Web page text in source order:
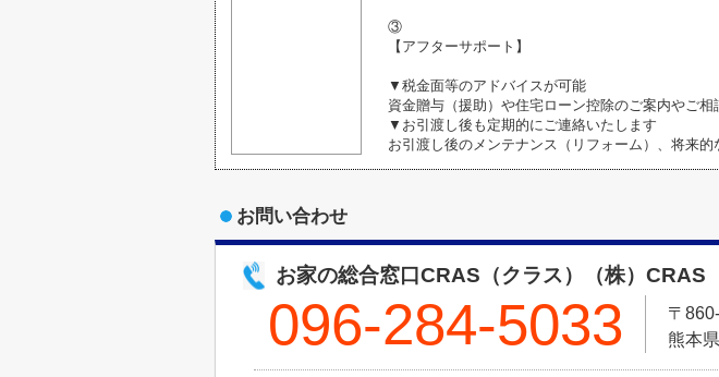
③
【アフターサポート】
▼税金面等のアドバイスが可能
資金贈与（援助）や住宅ローン控除のご案内やご
▼お引渡し後も定期的にご連絡いたします
お引渡し後のメンテナンス（リフォーム）、将来
お問い合わせ
お家の総合窓口CRAS（クラス）（株）CRAS
096-284-5033
〒
熊本